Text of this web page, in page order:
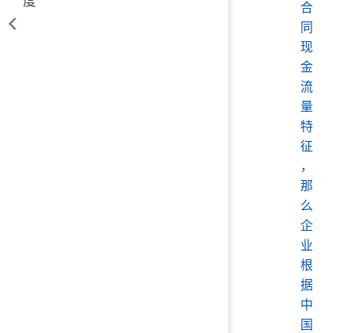
合
同
现
金
流
量
特
征
，
那
么
企
业
根
据
中
国